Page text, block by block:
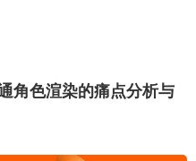
角色渲染的痛点分析与